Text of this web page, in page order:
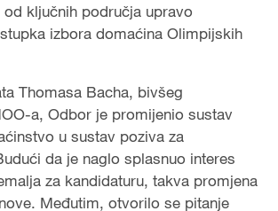
ključnih područja upravo
izbora domaćina Olimpijskih
Thomasa Bacha, bivšeg
a, Odbor je promijenio sustav
u sustav poziva za
da je naglo splasnuo interes
za kandidaturu, takva promjena
Međutim, otvorilo se pitanje